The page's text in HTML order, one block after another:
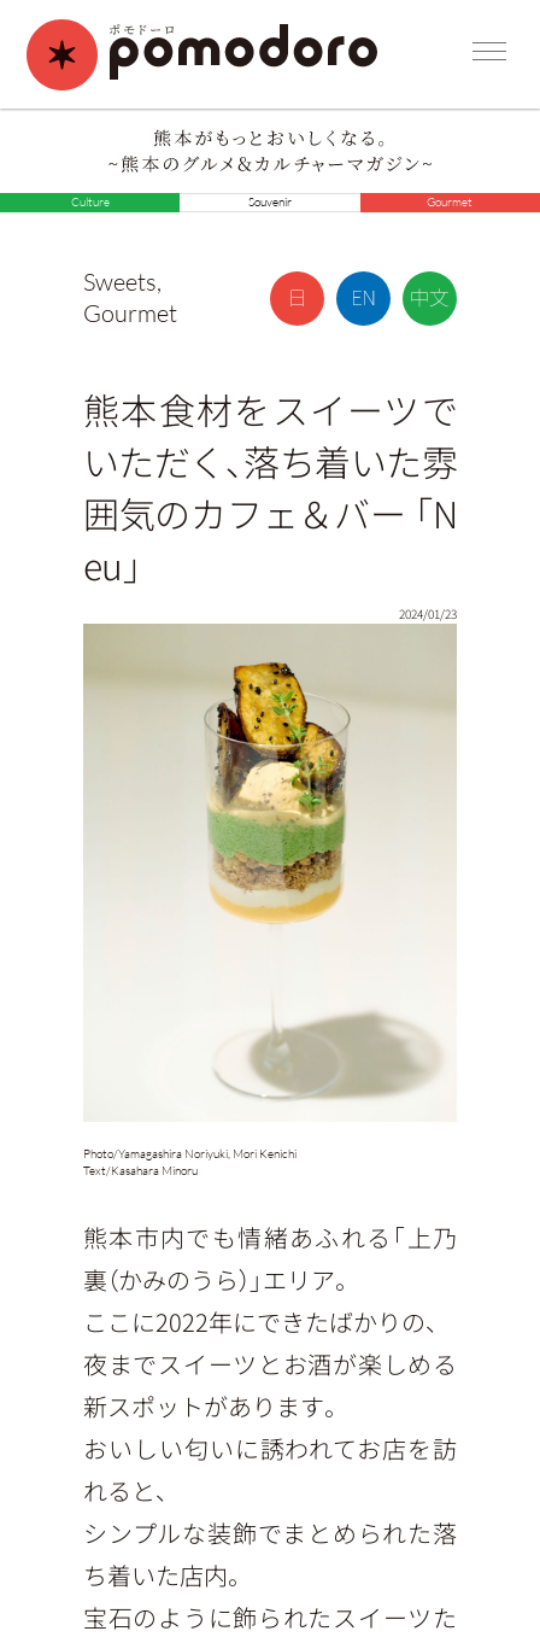
Culture Souvenir Gourmet
Sweets,
Gourmet
熊本食材をスイーツで
いただく、落ち着いた雰
囲気のカフェ＆バー 「N
eu」
2024/01/23
Photo/Yamagashira Noriyuki, Mori Kenichi
Text/Kasahara Minoru
熊本市内でも情緒あふれる「上乃
裏（かみのうら）」エリア。
ここに2022年にできたばかりの、
夜までスイーツとお酒が楽しめる
新スポットがあります。
おいしい匂いに誘われてお店を訪
れると、
シンプルな装飾でまとめられた落
ち着いた店内。
宝石のように飾られたスイーツた